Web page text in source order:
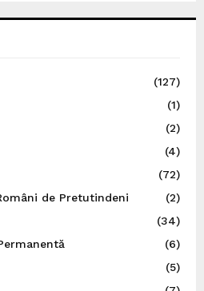
(127)
(1)
(2)
(4)
(72)
de Pretutindeni
(2)
(34)
(6)
(5)